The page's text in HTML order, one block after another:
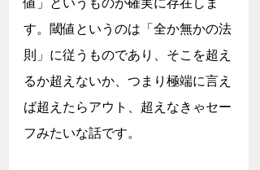
す。閾値というのは「全か無かの法
則」に従うものであり、そこを超え
るか超えないか、つまり極端に言え
ば超えたらアウト、超えなきゃセー
フみたいな話です。